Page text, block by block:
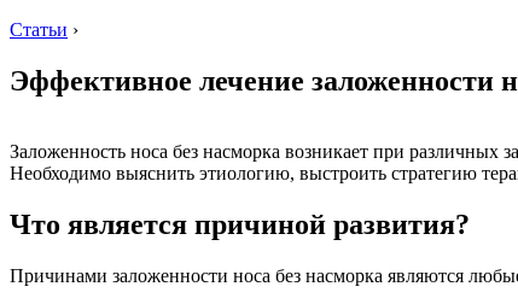
Статьи ›
Эффективное лечение заложенности
Заложенность носа без насморка возникает при различных
Необходимо выяснить этиологию, выстроить стратегию
Что является причиной развития?
Причинами заложенности носа без насморка являются